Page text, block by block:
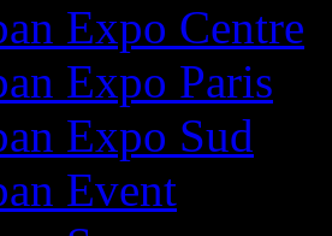
Expo Centre
Expo Paris
Expo Sud
Event